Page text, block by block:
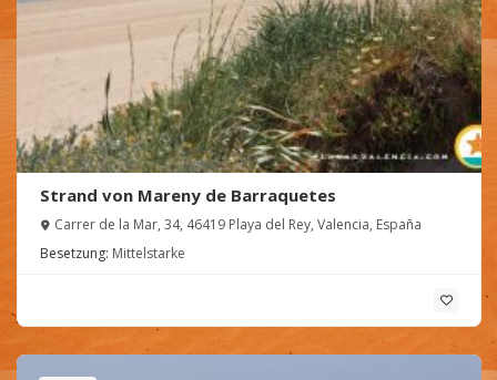
Strand von Mareny de Barraquetes
Carrer de la Mar, 34, 46419 Playa del Rey, Valencia, España
Besetzung: Mittelstarke